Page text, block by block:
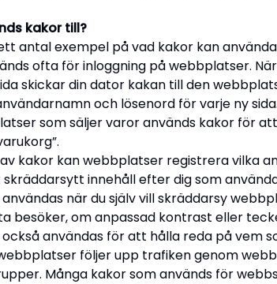
kakor till?
antal exempel på vad kakor kan
ofta för inloggning på webbplatser.
skickar din dator kakan till den
och lösenord för varje ny sida.
som säljer varor används kakor för
kakor kan webbplatser registrera vilka
innehåll efter dig som
användas när du själv vill skräddarsy
besöker, om anpassad kontrast eller
också användas för att hålla reda på vem
följer upp trafiken genom
Många kakor som används för